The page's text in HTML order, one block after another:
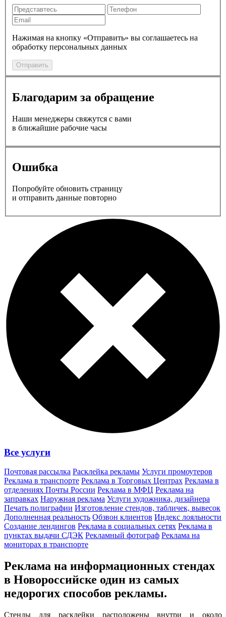
Нажимая на кнопку «Отправить» вы соглашаетесь на
обработку персональных данных
Отправить
Благодарим за обращение
Наши менеджеры свяжутся с вами
в ближайшие рабочие часы
Ошибка
Попробуйте обновить страницу
и отправить данные повторно
Все услуги
Почтовая рассылка Расклейка рекламы Услуги промоутеров
Реклама в транспорте Реклама в Торговых Центрах Реклама в
отделениях Почты России Реклама в МФЦ Реклама на
заправках Наружная реклама Услуги художника, дизайнера
Печать полиграфии Изготовление стендов, табличек, вывесок
Дополненная реальность Обзвон клиентов Индекс лояльности
Создание лендингов Реклама в социальных сетях Реклама в
пунктах выдачи СДЭК Рекламный фотограф Реклама на
мониторах в транспорте
Реклама на информационных стендах
в Новороссийске один из самых
недорогих способов рекламы.
Стенды для расклейки расположены внутри и около